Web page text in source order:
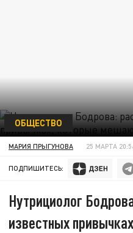
ОБЩЕСТВО
МАРИЯ ПРЫГУНОВА 25 МАРТА
ПОДПИШИТЕСЬ:
Нутрициолог
известных